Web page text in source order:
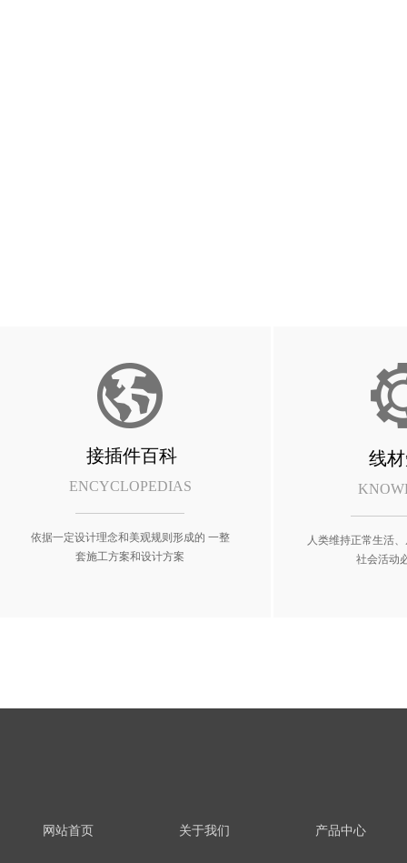
ENCYCLOPEDIAS
人类维持正常生活
社会活动
线
依据一定设计理念和美观规则形成的 一整
套施工方案和设计方案
接插件百科
网站首页 关于我们 产品中心